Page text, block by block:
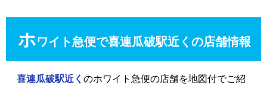
ホワイト急便で喜連瓜破駅近くの店舗情報
喜連瓜破駅近く のホワイト急便の店舗を地図付でご紹